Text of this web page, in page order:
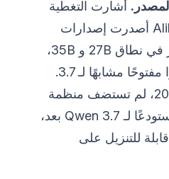
أشارت التغطية
للجيل السابق إلى أن Alibaba أصدرت إصدارات
Qwen 3.6 مفتوحة المصدر في نطاق 27B و 35B،
وتتوقع بعض التقارير إصدارًا مفتوحًا مشابهًا لـ 3.7.
اعتبارًا من منتصف مايو 2026، لم تستضف منظمة
QwenLM على GitHub مستودعًا لـ Qwen 3.7 بعد،
ولم تكن أوزان Qwen 3.7 قابلة للتنزيل على